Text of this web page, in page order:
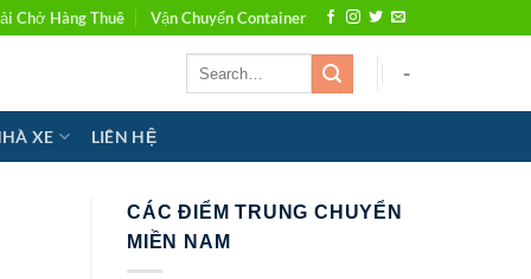
Chở Hàng Thuê Vận Chuyển Container
-
XE LIÊN HỆ
CÁC ĐIỂM TRUNG CHUYỂN
MIỀN NAM